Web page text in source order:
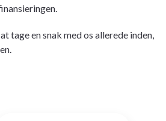
tage en snak med os allerede inden,